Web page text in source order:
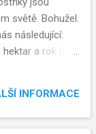
světě. Bohužel.
následující:
a rok bio
INFORMACE